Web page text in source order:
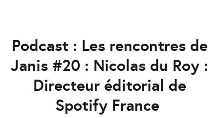
Podcast : Les rencontres de
Janis #20 : Nicolas du Roy :
Directeur éditorial de
Spotify France